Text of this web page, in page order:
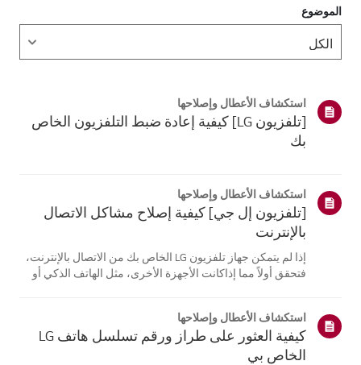
الموضوع
استكشاف الأعطال وإصلاحها
[تلفزيون LG] كيفية إعادة ضبط التلفزيون الخاص
بك
استكشاف الأعطال وإصلاحها
[تلفزيون إل جي] كيفية إصلاح مشاكل الاتصال
بالإنترنت
إذا لم يتمكن جهاز تلفزيون LG الخاص بك من الاتصال بالإنترنت،
فتحقق أولاً مما إذاكانت الأجهزة الأخرى، مثل الهاتف الذكي أو
تكمن في جها...
استكشاف الأعطال وإصلاحها
كيفية العثور على طراز ورقم تسلسل هاتف LG
الخاص بي